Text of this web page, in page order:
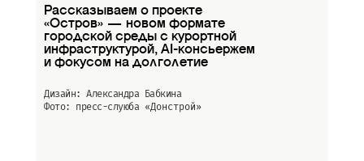
Рассказываем о проекте
«Остров» — новом формате
городской среды с курортной
инфраструктурой, AI-консьержем
и фокусом на долголетие
Дизайн: Александра Бабкина
Фото: пресс-слуюба «Донстрой»